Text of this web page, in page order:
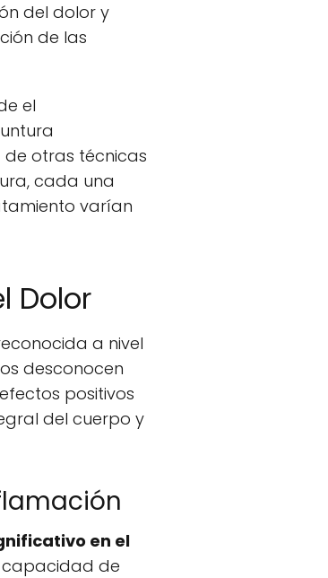
del dolor y
de las
el
otras técnicas
cada una
varían
Dolor
a nivel
desconocen
positivos
del cuerpo y
en el
capacidad de